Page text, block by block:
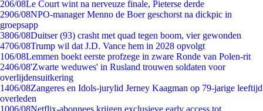
206/08Le Court wint na nerveuze finale, Pieterse derde
2906/08NPO-manager Menno de Boer geschorst na dickpic in
groepsapp
3806/08Duitser (93) crasht met quad tegen boom, vier gewonden
4706/08Trump wil dat J.D. Vance hem in 2028 opvolgt
106/08Lemmen boekt eerste profzege in zware Ronde van Polen-rit
2406/08'Zwarte weduwes' in Rusland trouwen soldaten voor
overlijdensuitkering
1406/08Zangeres en Idols-jurylid Jerney Kaagman op 79-jarige leeftijd
overleden
1006/08Netflix-abonnees krijgen exclusieve early access tot